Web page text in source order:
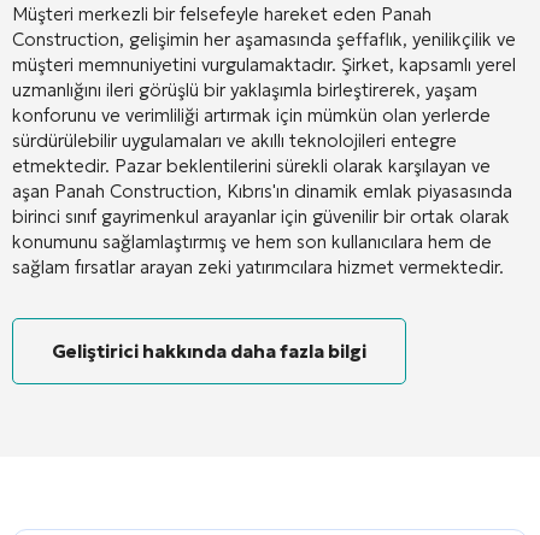
Müşteri merkezli bir felsefeyle hareket eden Panah
Construction, gelişimin her aşamasında şeffaflık, yenilikçilik ve
müşteri memnuniyetini vurgulamaktadır. Şirket, kapsamlı yerel
uzmanlığını ileri görüşlü bir yaklaşımla birleştirerek, yaşam
konforunu ve verimliliği artırmak için mümkün olan yerlerde
sürdürülebilir uygulamaları ve akıllı teknolojileri entegre
etmektedir. Pazar beklentilerini sürekli olarak karşılayan ve
aşan Panah Construction, Kıbrıs'ın dinamik emlak piyasasında
birinci sınıf gayrimenkul arayanlar için güvenilir bir ortak olarak
konumunu sağlamlaştırmış ve hem son kullanıcılara hem de
sağlam fırsatlar arayan zeki yatırımcılara hizmet vermektedir.
Geliştirici hakkında daha fazla bilgi